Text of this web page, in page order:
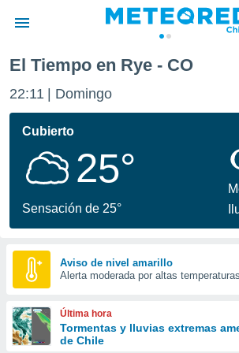
de
por
se
calidad.
a este
las
y
forma
digital
basada
El Tiempo en Rye - CO
22:11 Domingo
Cubierto
25°
Sensación de 25°
Aviso de nivel amarillo
Alerta moderada por altas
Última hora
Tormentas y lluvias extremas
de Chile